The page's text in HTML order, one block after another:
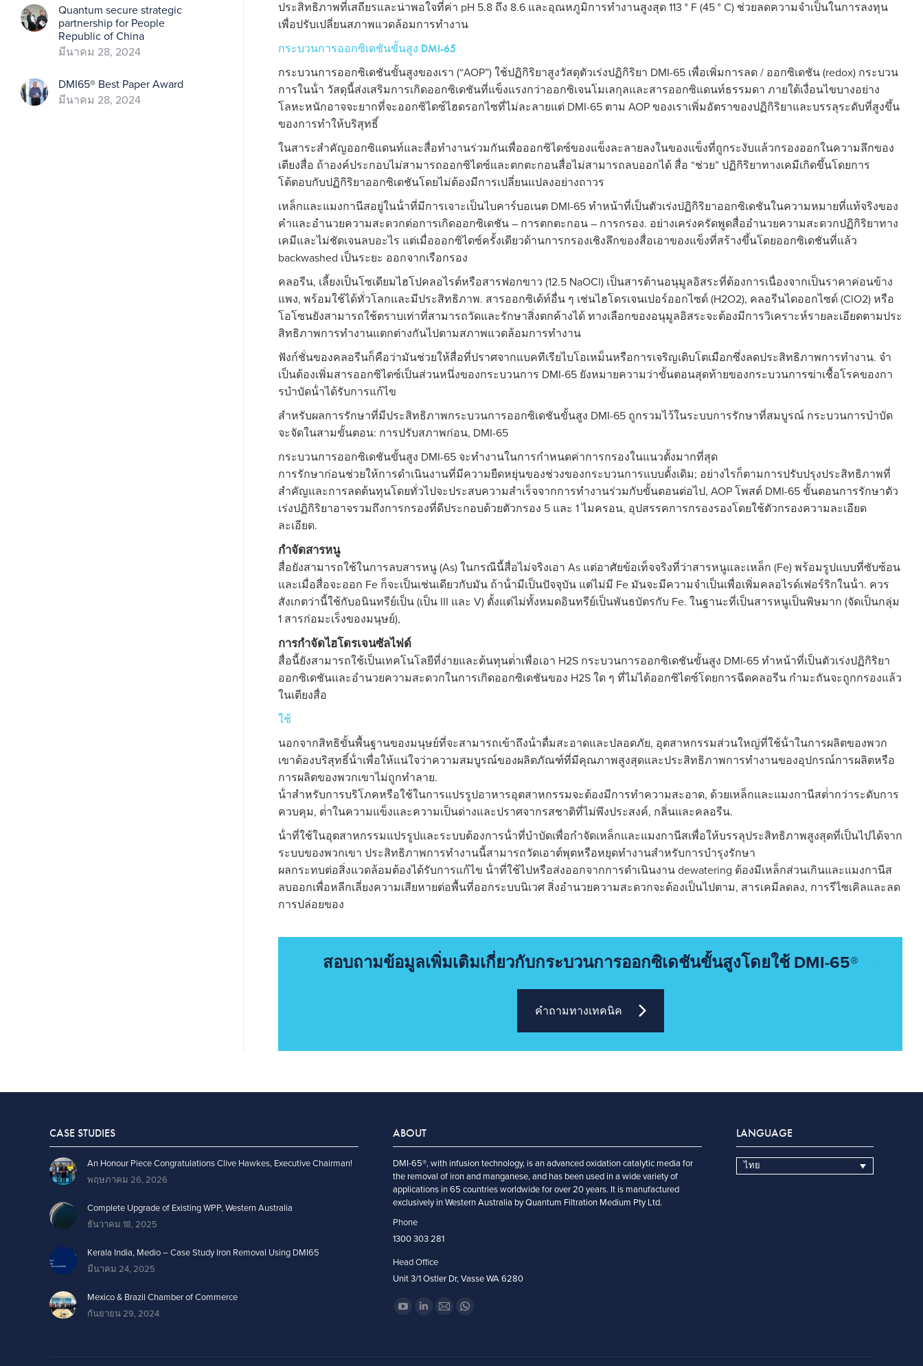
ประสิทธิภาพที่เสถียรและน่าพอใจที่ค่า pH 5.8 ถึง 8.6 และอุณหภูมิการทํางานสูงสุด 113 ° F (45 ° C) ช่วยลดความจําเป็นในการลงทุน
เพื่อปรับเปลี่ยนสภาพแวดล้อมการทํางาน
กระบวนการออกซิเดชันขั้นสูง DMI-65
กระบวนการออกซิเดชันขั้นสูงของเรา (“AOP”) ใช้ปฏิกิริยาสูงวัสดุตัวเร่งปฏิกิริยา DMI-65 เพื่อเพิ่มการลด / ออกซิเดชัน (redox) กระบวน
การในน้ํา วัสดุนี้ส่งเสริมการเกิดออกซิเดชันที่แข็งแรงกว่าออกซิเจนโมเลกุลและสารออกซิแดนท์ธรรมดา ภายใต้เงื่อนไขบางอย่าง
โลหะหนักอาจจะยากที่จะออกซิไดซ์ไฮดรอกไซที่ไม่ละลายแต่ DMI-65 ตาม AOP ของเราเพิ่มอัตราของปฏิกิริยาและบรรลุระดับที่สูงขึ้น
ของการทําให้บริสุทธิ์
ในสาระสําคัญออกซิแดนท์และสื่อทํางานร่วมกันเพื่อออกซิไดซ์ของแข็งละลายลงในของแข็งที่ถูกระงับแล้วกรองออกในความลึกของ
เตียงสื่อ ถ้าองค์ประกอบไม่สามารถออกซิไดซ์และตกตะกอนสื่อไม่สามารถลบออกได้ สื่อ “ช่วย” ปฏิกิริยาทางเคมีเกิดขึ้นโดยการ
โต้ตอบกับปฏิกิริยาออกซิเดชันโดยไม่ต้องมีการเปลี่ยนแปลงอย่างถาวร
เหล็กและแมงกานีสอยู่ในน้ําที่มีการเจาะเป็นไบคาร์บอเนต DMI-65 ทําหน้าที่เป็นตัวเร่งปฏิกิริยาออกซิเดชันในความหมายที่แท้จริงของ
คําและอํานวยความสะดวกต่อการเกิดออกซิเดชัน – การตกตะกอน – การกรอง. อย่างเคร่งครัดพูดสื่ออํานวยความสะดวกปฏิกิริยาทาง
เคมีและไม่ชัดเจนลบอะไร แต่เมื่อออกซิไดซ์ครั้งเดียวด้านการกรองเชิงลึกของสื่อเอาของแข็งที่สร้างขึ้นโดยออกซิเดชันที่แล้ว
backwashed เป็นระยะ ออกจากเรือกรอง
คลอรีน, เลี้ยงเป็นโซเดียมไฮโปคลอไรต์หรือสารฟอกขาว (12.5 NaOCl) เป็นสารต้านอนุมูลอิสระที่ต้องการเนื่องจากเป็นราคาค่อนข้าง
แพง, พร้อมใช้ได้ทั่วโลกและมีประสิทธิภาพ. สารออกซิเด้ท์อื่น ๆ เช่นไฮโดรเจนเปอร์ออกไซด์ (H2O2), คลอรีนไดออกไซด์ (ClO2) หรือ
โอโซนยังสามารถใช้ตราบเท่าที่สามารถวัดและรักษาสิ่งตกค้างได้ ทางเลือกของอนุมูลอิสระจะต้องมีการวิเคราะห์รายละเอียดตามประ
สิทธิภาพการทํางานแตกต่างกันไปตามสภาพแวดล้อมการทํางาน
ฟังก์ชั่นของคลอรีนก็คือว่ามันช่วยให้สื่อที่ปราศจากแบคทีเรียไบโอเหม็นหรือการเจริญเติบโตเมือกซึ่งลดประสิทธิภาพการทํางาน. จํา
เป็นต้องเพิ่มสารออกซิไดซ์เป็นส่วนหนึ่งของกระบวนการ DMI-65 ยังหมายความว่าขั้นตอนสุดท้ายของกระบวนการฆ่าเชื้อโรคของกา
รบําบัดน้ําได้รับการแก้ไข
สําหรับผลการรักษาที่มีประสิทธิภาพกระบวนการออกซิเดชันขั้นสูง DMI-65 ถูกรวมไว้ในระบบการรักษาที่สมบูรณ์ กระบวนการบําบัด
จะจัดในสามขั้นตอน: การปรับสภาพก่อน, DMI-65
กระบวนการออกซิเดชันขั้นสูง DMI-65 จะทํางานในการกําหนดค่าการกรองในแนวตั้งมากที่สุด
การรักษาก่อนช่วยให้การดําเนินงานที่มีความยืดหยุ่นของช่วงของกระบวนการแบบดั้งเดิม; อย่างไรก็ตามการปรับปรุงประสิทธิภาพที่
สําคัญและการลดต้นทุนโดยทั่วไปจะประสบความสําเร็จจากการทํางานร่วมกับขั้นตอนต่อไป, AOP โพสต์ DMI-65 ขั้นตอนการรักษาตัว
เร่งปฏิกิริยาอาจรวมถึงการกรองที่ดีประกอบด้วยตัวกรอง 5 และ 1 ไมครอน, อุปสรรคการกรองรองโดยใช้ตัวกรองความละเอียด
ละเอียด.
กําจัดสารหนู
สื่อยังสามารถใช้ในการลบสารหนู (As) ในกรณีนี้สื่อไม่จริงเอา As แต่อาศัยข้อเท็จจริงที่ว่าสารหนูและเหล็ก (Fe) พร้อมรูปแบบที่ซับซ้อน
และเมื่อสื่อจะออก Fe ก็จะเป็นเช่นเดียวกับมัน ถ้าน้ํามีเป็นปัจจุบัน แต่ไม่มี Fe มันจะมีความจําเป็นเพื่อเพิ่มคลอไรด์เฟอร์ริกในน้ํา. ควร
สังเกตว่านี้ใช้กับอนินทรีย์เป็น (เป็น III และ V) ตั้งแต่ไม่ทั้งหมดอินทรีย์เป็นพันธบัตรกับ Fe. ในฐานะที่เป็นสารหนูเป็นพิษมาก (จัดเป็นกลุ่ม
1 สารก่อมะเร็งของมนุษย์),
การกําจัดไฮโดรเจนซัลไฟด์
สื่อนี้ยังสามารถใช้เป็นเทคโนโลยีที่ง่ายและต้นทุนต่ําเพื่อเอา H2S กระบวนการออกซิเดชันขั้นสูง DMI-65 ทําหน้าที่เป็นตัวเร่งปฏิกิริยา
ออกซิเดชันและอํานวยความสะดวกในการเกิดออกซิเดชันของ H2S ใด ๆ ที่ไม่ได้ออกซิไดซ์โดยการฉีดคลอรีน กํามะถันจะถูกกรองแล้ว
ในเตียงสื่อ
ใช้
นอกจากสิทธิขั้นพื้นฐานของมนุษย์ที่จะสามารถเข้าถึงน้ําดื่มสะอาดและปลอดภัย, อุตสาหกรรมส่วนใหญ่ที่ใช้น้ําในการผลิตของพวก
เขาต้องบริสุทธิ์น้ําเพื่อให้แน่ใจว่าความสมบูรณ์ของผลิตภัณฑ์ที่มีคุณภาพสูงสุดและประสิทธิภาพการทํางานของอุปกรณ์การผลิตหรือ
การผลิตของพวกเขาไม่ถูกทําลาย.
น้ําสําหรับการบริโภคหรือใช้ในการแปรรูปอาหารอุตสาหกรรมจะต้องมีการทําความสะอาด, ด้วยเหล็กและแมงกานีสต่ํากว่าระดับการ
ควบคุม, ต่ําในความแข็งและความเป็นด่างและปราศจากรสชาติที่ไม่พึงประสงค์, กลิ่นและคลอรีน.
น้ําที่ใช้ในอุตสาหกรรมแปรรูปและระบบต้องการน้ําที่บําบัดเพื่อกําจัดเหล็กและแมงกานีสเพื่อให้บรรลุประสิทธิภาพสูงสุดที่เป็นไปได้จาก
ระบบของพวกเขา ประสิทธิภาพการทํางานนี้สามารถวัดเอาต์พุตหรือหยุดทํางานสําหรับการบํารุงรักษา
ผลกระทบต่อสิ่งแวดล้อมต้องได้รับการแก้ไข น้ําที่ใช้ไปหรือส่งออกจากการดําเนินงาน dewatering ต้องมีเหล็กส่วนเกินและแมงกานีส
ลบออกเพื่อหลีกเลี่ยงความเสียหายต่อพื้นที่ออกระบบนิเวศ สิ่งอํานวยความสะดวกจะต้องเป็นไปตาม, สารเคมีลดลง, การรีไซเคิลและลด
การปล่อยของ
สอบถามข้อมูลเพิ่มเติมเกี่ยวกับกระบวนการออกซิเดชันขั้นสูงโดยใช้ DMI-65®
คําถามทางเทคนิค
Quantum secure strategic
partnership for People
Republic of China
มีนาคม 28, 2024
DMI65® Best Paper Award
มีนาคม 28, 2024
CASE STUDIES
An Honour Piece Congratulations Clive Hawkes, Executive Chairman!
พฤษภาคม 26, 2026
Complete Upgrade of Existing WPP, Western Australia
ธันวาคม 18, 2025
Kerala India, Medio – Case Study Iron Removal Using DMI65
มีนาคม 24, 2025
Mexico & Brazil Chamber of Commerce
กันยายน 29, 2024
ABOUT
DMI-65®, with infusion technology, is an advanced oxidation catalytic media for
the removal of iron and manganese, and has been used in a wide variety of
applications in 65 countries worldwide for over 20 years. It is manufactured
exclusively in Western Australia by Quantum Filtration Medium Pty Ltd.
Phone
1300 303 281
Head Office
Unit 3/1 Ostler Dr, Vasse WA 6280
Find us on:
Mail Whatsapp
LANGUAGE
ไทย